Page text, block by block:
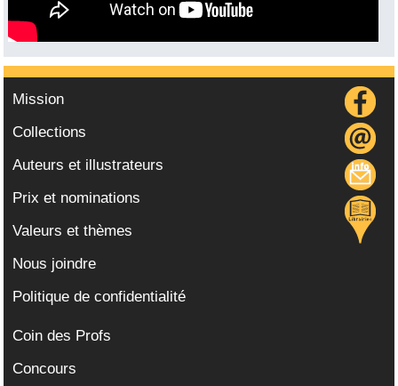
Mission
Collections
Auteurs et illustrateurs
Prix et nominations
Valeurs et thèmes
Nous joindre
Politique de confidentialité
Coin des Profs
Concours